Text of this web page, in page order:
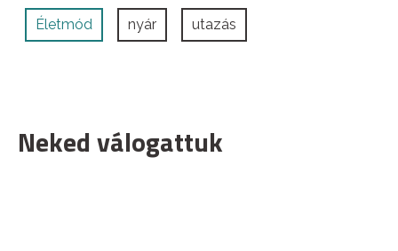
Életmód nyár utazás
Neked válogattuk